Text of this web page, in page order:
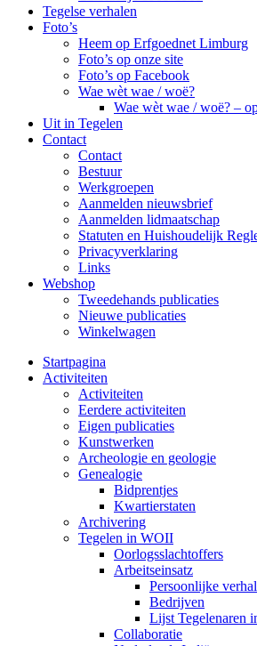
Tegelse verhalen
Foto’s
Heem op Erfgoednet Limburg
Foto’s op onze site
Foto’s op Facebook
Wae wèt wae / woë?
Wae wèt wae / woë? –
Uit in Tegelen
Contact
Contact
Bestuur
Werkgroepen
Aanmelden nieuwsbrief
Aanmelden lidmaatschap
Statuten en Huishoudelijk
Privacyverklaring
Links
Webshop
Tweedehands publicaties
Nieuwe publicaties
Winkelwagen
Startpagina
Activiteiten
Activiteiten
Eerdere activiteiten
Eigen publicaties
Kunstwerken
Archeologie en geologie
Genealogie
Bidprentjes
Kwartierstaten
Archivering
Tegelen in WOII
Oorlogsslachtoffers
Arbeitseinsatz
Persoonlijke
Bedrijven
Lijst Tegelenaren
Collaboratie